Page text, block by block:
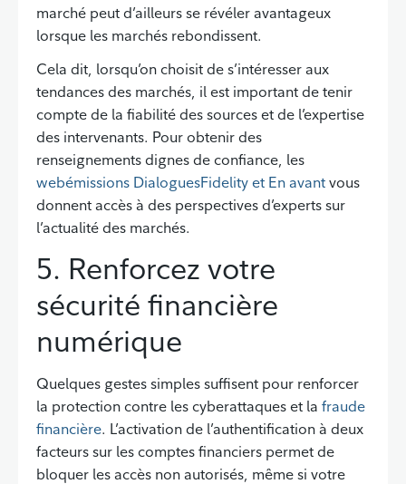
marché peut d’ailleurs se révéler avantageux
lorsque les marchés rebondissent.
Cela dit, lorsqu’on choisit de s’intéresser aux
tendances des marchés, il est important de tenir
compte de la fiabilité des sources et de l’expertise
des intervenants. Pour obtenir des
renseignements dignes de confiance, les
webémissions DialoguesFidelity et En avant vous
donnent accès à des perspectives d’experts sur
l’actualité des marchés.
5. Renforcez votre
sécurité financière
numérique
Quelques gestes simples suffisent pour renforcer
la protection contre les cyberattaques et la fraude
financière. L’activation de l’authentification à deux
facteurs sur les comptes financiers permet de
bloquer les accès non autorisés, même si votre